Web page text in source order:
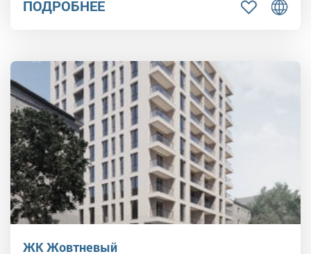
ПОДРОБНЕЕ
ЖК Жовтневый